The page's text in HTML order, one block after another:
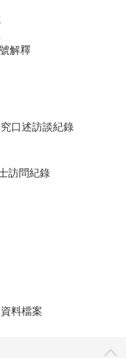
解釋
口述訪談紀錄
訪問紀錄
料檔案